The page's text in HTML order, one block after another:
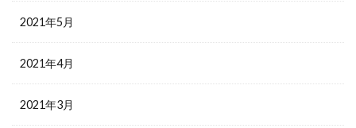
2021年5月
2021年4月
2021年3月